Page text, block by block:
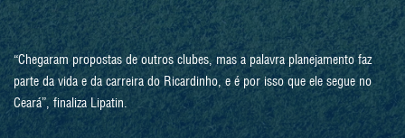
“Chegaram propostas de outros clubes, mas a palavra planejamento faz
parte da vida e da carreira do Ricardinho, e é por isso que ele segue no
Ceará”, finaliza Lipatin.